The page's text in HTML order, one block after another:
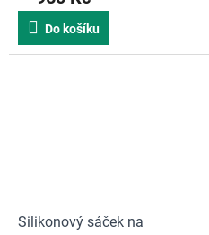
Do košíku
Silikonový sáček na